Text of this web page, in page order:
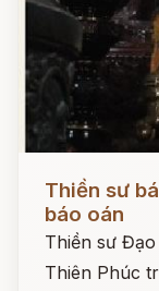
Đọc ngay
Thiền sư
báo oán
Thiền sư
Thiên Phúc